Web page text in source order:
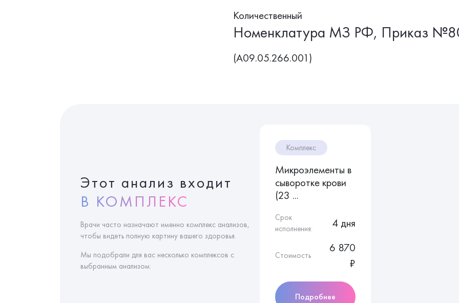
Количественный
Номенклатура МЗ РФ, Приказ
(A09.05.266.001)
Этот анализ входит
В КОМПЛЕКС
Врачи часто назначают именно комплекс анализов,
чтобы видеть полную картину вашего здоровья.
Мы подобрали для вас несколько комплексов с
выбранным анализом:
Комплекс
Микроэлементы в
сыворотке крови
(23 ...
Срок
исполнения:
4 дня
Стоимость
6 870
₽
Подробнее